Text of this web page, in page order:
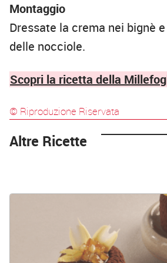
Montaggio
Dressate la crema nei bignè
delle nocciole.
Scopri la ricetta della
© Riproduzione Riservata
Altre Ricette